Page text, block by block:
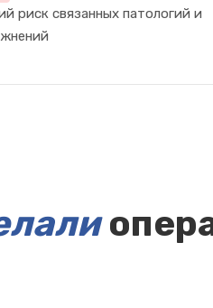
риск связанных патологий и